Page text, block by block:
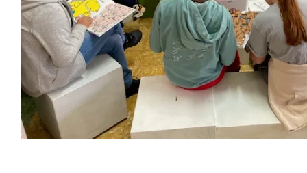
Vierde leerjaar